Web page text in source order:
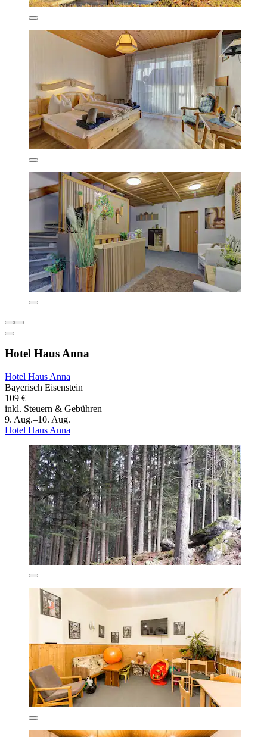
Hotel Haus Anna
Hotel Haus Anna
Bayerisch Eisenstein
109 €
inkl. Steuern & Gebühren
9. Aug.–10. Aug.
Hotel Haus Anna